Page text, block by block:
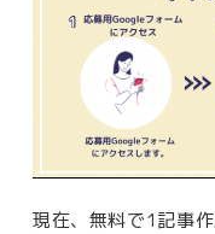
現在、無料で1記事